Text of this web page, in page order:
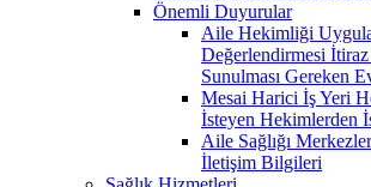
Önemli Duyurular
Aile Hekimliği
Değerlendirmesi
Sunulması Gereken
Mesai Harici İş Yeri
İsteyen Hekimlerden
Aile Sağlığı
İletişim Bilgileri